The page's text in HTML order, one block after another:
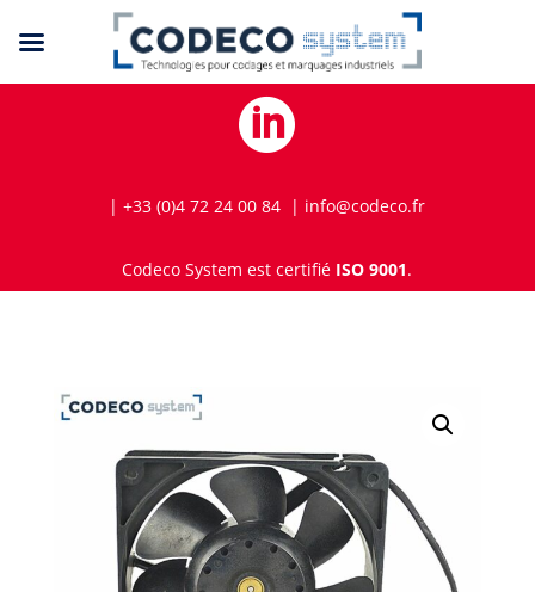

| +33 (0)4 72 24 00 84 | info@codeco.fr
Codeco System est certifié ISO 9001.